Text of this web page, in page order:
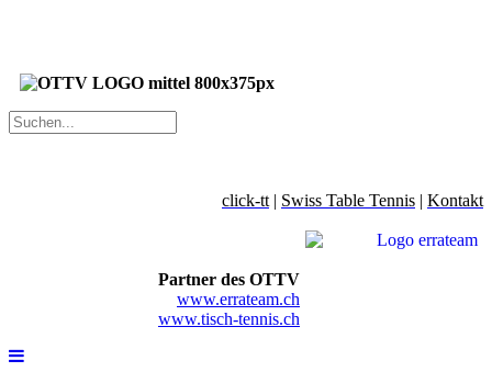
click-tt | Swiss Table Tennis | Kontakt
Partner des OTTV
www.errateam.ch
www.tisch-tennis.ch